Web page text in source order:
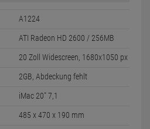
A1224
ATI Radeon HD 2600 / 256MB
20 Zoll Widescreen, 1680x1050 px
2GB, Abdeckung fehlt
iMac 20" 7,1
485 x 470 x 190 mm